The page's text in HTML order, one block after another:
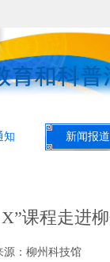
知 新闻报道
课程走进
源： 柳州科技馆